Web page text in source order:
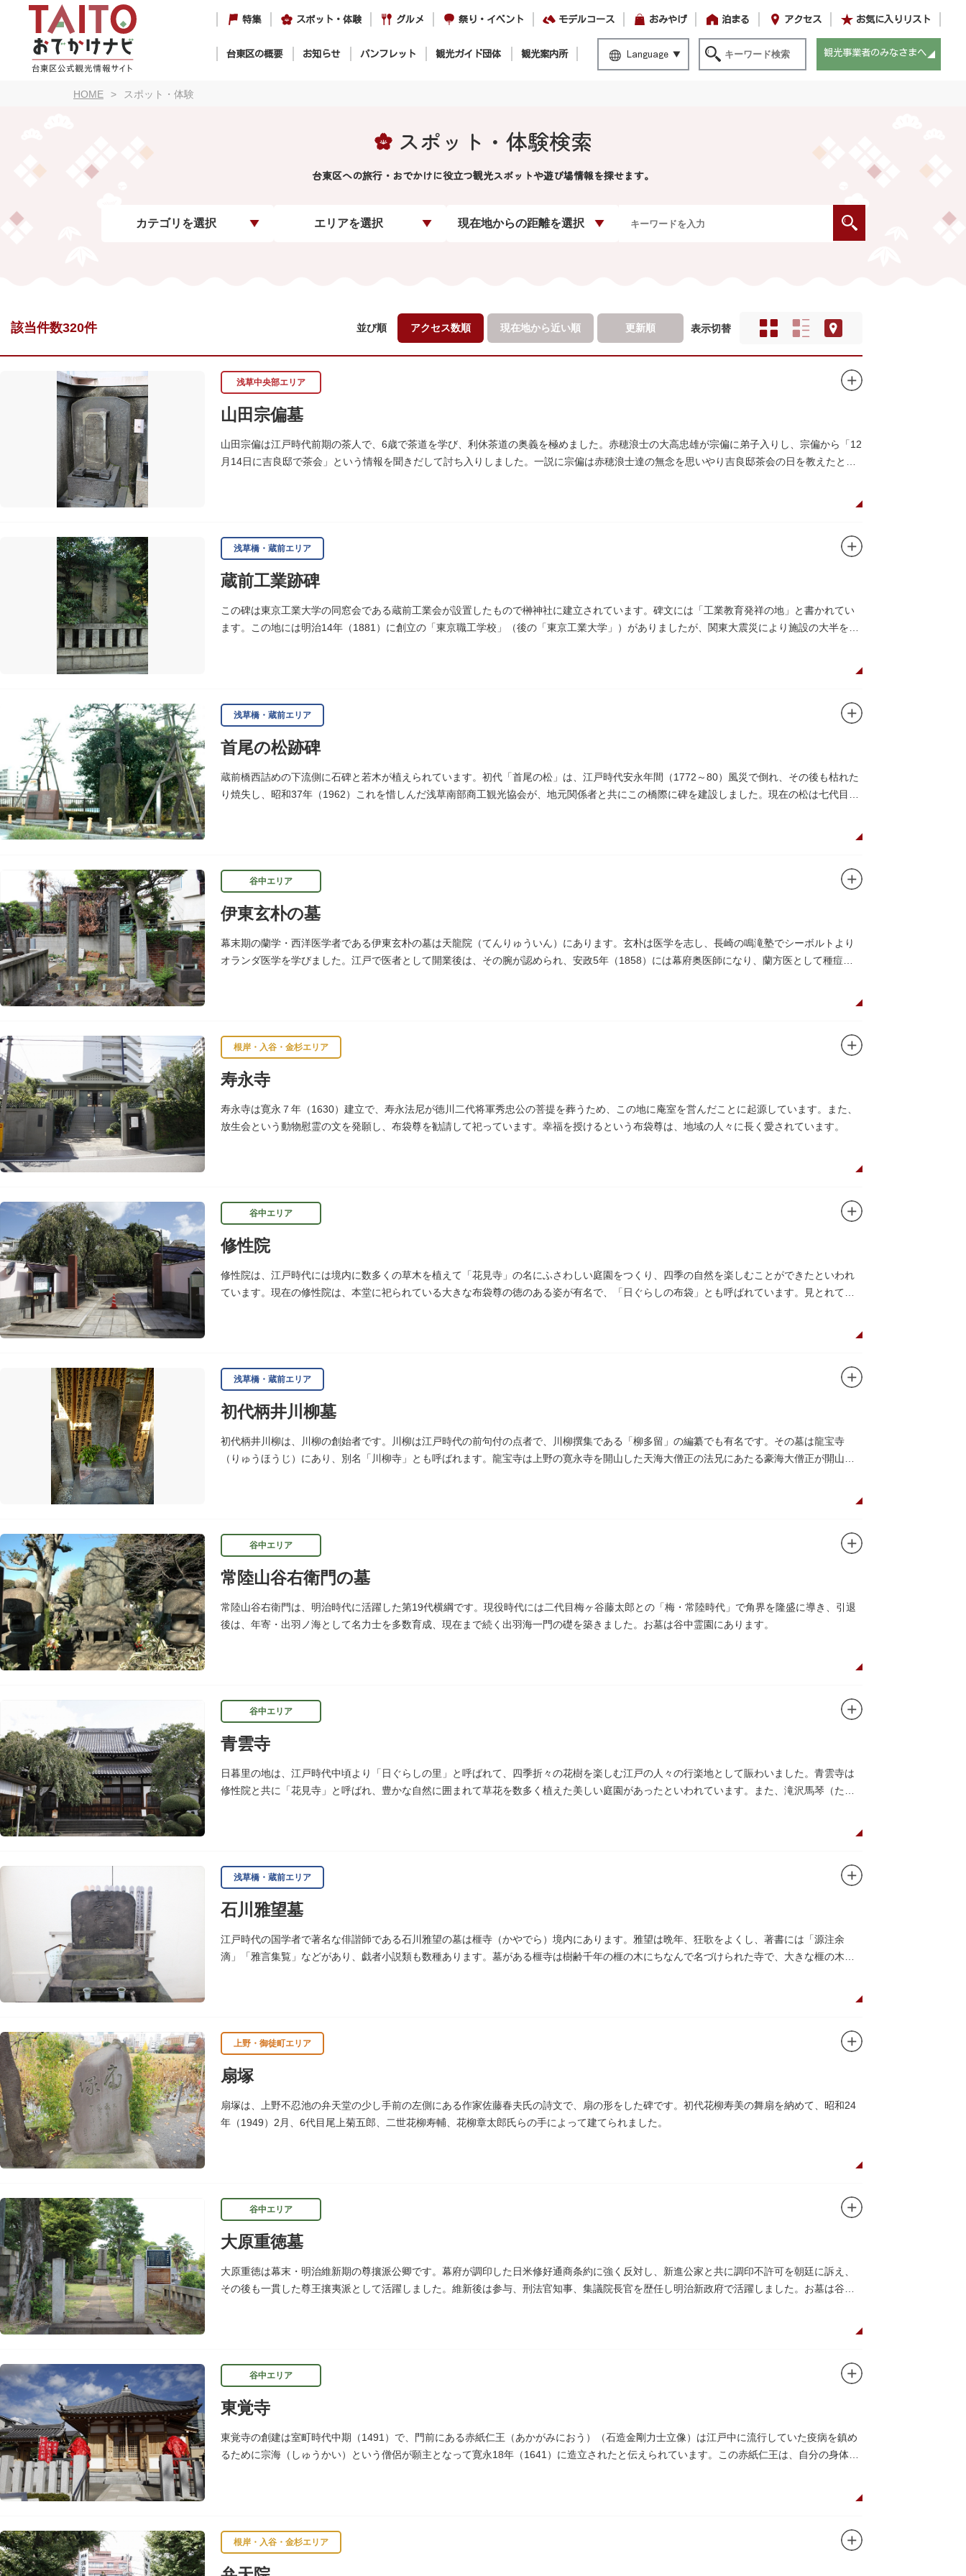
特集 スポット・体験 グルメ 祭り・イベント モデルコース おみやげ 泊まる アクセス お気に入りリスト
台東区の概要 お知らせ パンフレット 観光ガイド団体 観光案内所 Language 観光事業者のみなさまへ
HOME スポット・体験
スポット・体験検索
台東区への旅行・おでかけに役立つ観光スポットや遊び場情報を探せます。
カテゴリを選択 エリアを選択 現在地からの距離を選択
該当件数320件 並び順 アクセス数順 現在地から近い順 更新順 表示切替
浅草中央部エリア
山田宗偏墓
山田宗偏は江戸時代前期の茶人で、6歳で茶道を学び、利休茶道の奥義を極めました。赤穂浪士の大高忠雄が宗偏に弟子入りし、宗偏から「12
月14日に吉良邸で茶会」という情報を聞きだして討ち入りしました。一説に宗偏は赤穂浪士達の無念を思いやり吉良邸茶会の日を教えたとも
浅草橋・蔵前エリア
蔵前工業跡碑
この碑は東京工業大学の同窓会である蔵前工業会が設置したもので榊神社に建立されています。碑文には「工業教育発祥の地」と書かれてい
ます。この地には明治14年（1881）に創立の「東京職工学校」（後の「東京工業大学」）がありましたが、関東大震災により施設の大半を焼
浅草橋・蔵前エリア
首尾の松跡碑
蔵前橋西詰めの下流側に石碑と若木が植えられています。初代「首尾の松」は、江戸時代安永年間（1772～80）風災で倒れ、その後も枯れた
り焼失し、昭和37年（1962）これを惜しんだ浅草南部商工観光協会が、地元関係者と共にこの橋際に碑を建設しました。現在の松は七代目と
谷中エリア
伊東玄朴の墓
幕末期の蘭学・西洋医学者である伊東玄朴の墓は天龍院（てんりゅういん）にあります。玄朴は医学を志し、長崎の鳴滝塾でシーボルトより
オランダ医学を学びました。江戸で医者として開業後は、その腕が認められ、安政5年（1858）には幕府奥医師になり、蘭方医として種痘所
根岸・入谷・金杉エリア
寿永寺
寿永寺は寛永７年（1630）建立で、寿永法尼が徳川二代将軍秀忠公の菩提を葬うため、この地に庵室を営んだことに起源しています。また、
放生会という動物慰霊の文を発願し、布袋尊を勧請して祀っています。幸福を授けるという布袋尊は、地域の人々に長く愛されています。
谷中エリア
修性院
修性院は、江戸時代には境内に数多くの草木を植えて「花見寺」の名にふさわしい庭園をつくり、四季の自然を楽しむことができたといわれ
ています。現在の修性院は、本堂に祀られている大きな布袋尊の徳のある姿が有名で、「日ぐらしの布袋」とも呼ばれています。見とれてい
浅草橋・蔵前エリア
初代柄井川柳墓
初代柄井川柳は、川柳の創始者です。川柳は江戸時代の前句付の点者で、川柳撰集である「柳多留」の編纂でも有名です。その墓は龍宝寺
（りゅうほうじ）にあり、別名「川柳寺」とも呼ばれます。龍宝寺は上野の寛永寺を開山した天海大僧正の法兄にあたる豪海大僧正が開山し
谷中エリア
常陸山谷右衛門の墓
常陸山谷右衛門は、明治時代に活躍した第19代横綱です。現役時代には二代目梅ヶ谷藤太郎との「梅・常陸時代」で角界を隆盛に導き、引退
後は、年寄・出羽ノ海として名力士を多数育成、現在まで続く出羽海一門の礎を築きました。お墓は谷中霊園にあります。
谷中エリア
青雲寺
日暮里の地は、江戸時代中頃より「日ぐらしの里」と呼ばれて、四季折々の花樹を楽しむ江戸の人々の行楽地として賑わいました。青雲寺は
修性院と共に「花見寺」と呼ばれ、豊かな自然に囲まれて草花を数多く植えた美しい庭園があったといわれています。また、滝沢馬琴（たき
浅草橋・蔵前エリア
石川雅望墓
江戸時代の国学者で著名な俳諧師である石川雅望の墓は榧寺（かやでら）境内にあります。雅望は晩年、狂歌をよくし、著書には「源注余
滴」「雅言集覧」などがあり、戯者小説類も数種あります。墓がある榧寺は樹齢千年の榧の木にちなんで名づけられた寺で、大きな榧の木か
上野・御徒町エリア
扇塚
扇塚は、上野不忍池の弁天堂の少し手前の左側にある作家佐藤春夫氏の詩文で、扇の形をした碑です。初代花柳寿美の舞扇を納めて、昭和24
年（1949）2月、6代目尾上菊五郎、二世花柳寿輔、花柳章太郎氏らの手によって建てられました。
谷中エリア
大原重徳墓
大原重徳は幕末・明治維新期の尊攘派公卿です。幕府が調印した日米修好通商条約に強く反対し、新進公家と共に調印不許可を朝廷に訴え、
その後も一貫した尊王攘夷派として活躍しました。維新後は参与、刑法官知事、集議院長官を歴任し明治新政府で活躍しました。お墓は谷中
谷中エリア
東覚寺
東覚寺の創建は室町時代中期（1491）で、門前にある赤紙仁王（あかがみにおう）（石造金剛力士立像）は江戸中に流行していた疫病を鎮め
るために宗海（しゅうかい）という僧侶が願主となって寛永18年（1641）に造立されたと伝えられています。この赤紙仁王は、自分の身体に
根岸・入谷・金杉エリア